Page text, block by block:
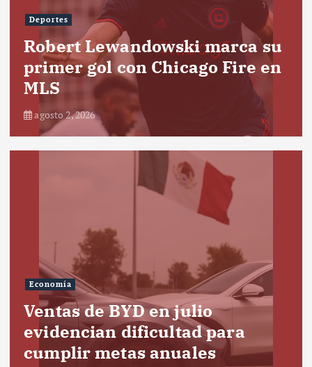
Deportes
Robert Lewandowski marca su
primer gol con Chicago Fire en
MLS
agosto 2, 2026
Economía
Ventas de BYD en julio
evidencian dificultad para
cumplir metas anuales